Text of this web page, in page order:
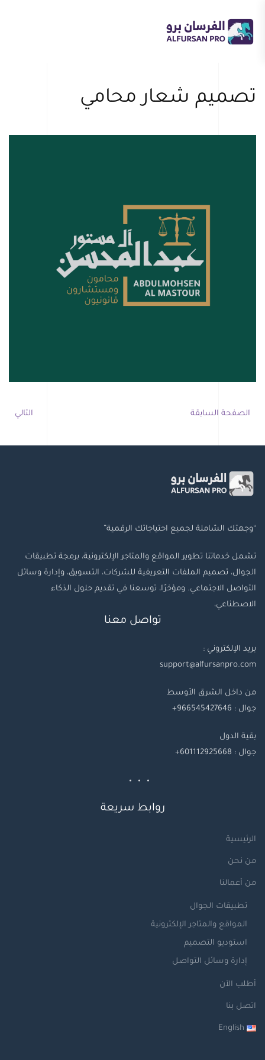
Skip
to
تصميم شعار محامي
الصفحة السابقة التالي
“وجهتك الشاملة لجميع احتياجاتك الرقمية”
تشمل خدماتنا تطوير المواقع والمتاجر الإلكترونية، برمجة تطبيقات
الجوال، تصميم الملفات التعريفية للشركات، التسويق، وإدارة وسائل
التواصل الاجتماعي. ومؤخرًا، توسعنا في تقديم حلول الذكاء
الاصطناعي،
تواصل معنا
بريد الإلكتروني :
support@alfursanpro.com
من داخل الشرق الأوسط
جوال : 966545427646+
بقية الدول
جوال : 601112925668+
روابط سريعة
الرئيسية
من نحن
من أعمالنا
تطبيقات الجوال
المواقع والمتاجر الإلكترونية
استوديو التصميم
إدارة وسائل التواصل
أطلب الآن
اتصل بنا
English